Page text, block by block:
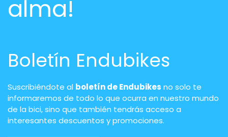
alma!
Boletín Endubikes
Suscribiéndote al boletín de Endubikes no solo te
informaremos de todo lo que ocurra en nuestro mundo
de la bici, sino que también tendrás acceso a
interesantes descuentos y promociones.